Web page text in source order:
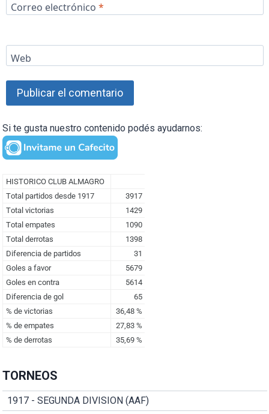
Correo electrónico *
Web
Si te gusta nuestro contenido podés ayudarnos:
TORNEOS
1917 - SEGUNDA DIVISION (AAF)